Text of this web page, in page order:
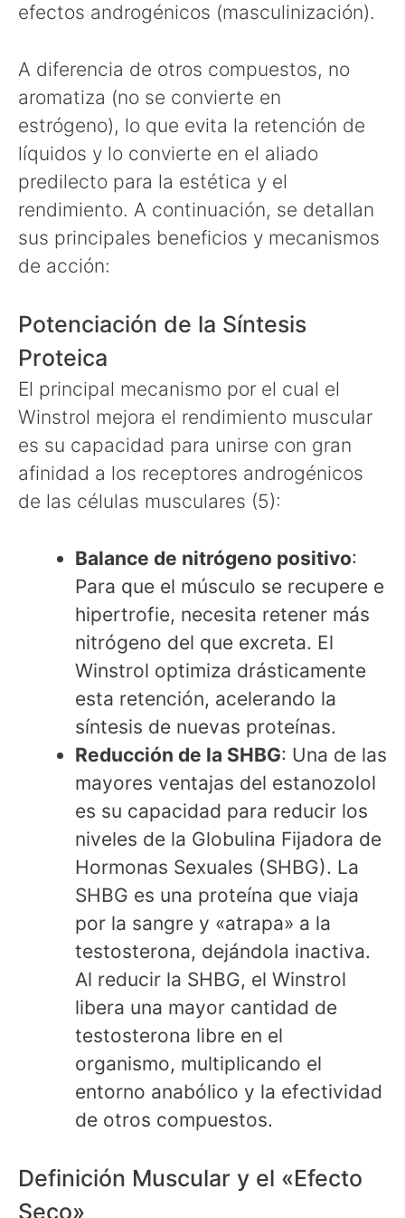
efectos androgénicos (masculinización).
A diferencia de otros compuestos, no
aromatiza (no se convierte en
estrógeno), lo que evita la retención de
líquidos y lo convierte en el aliado
predilecto para la estética y el
rendimiento. A continuación, se detallan
sus principales beneficios y mecanismos
de acción:
Potenciación de la Síntesis
Proteica
El principal mecanismo por el cual el
Winstrol mejora el rendimiento muscular
es su capacidad para unirse con gran
afinidad a los receptores androgénicos
de las células musculares (5):
Balance de nitrógeno positivo:
Para que el músculo se recupere e
hipertrofie, necesita retener más
nitrógeno del que excreta. El
Winstrol optimiza drásticamente
esta retención, acelerando la
síntesis de nuevas proteínas.
Reducción de la SHBG: Una de las
mayores ventajas del estanozolol
es su capacidad para reducir los
niveles de la Globulina Fijadora de
Hormonas Sexuales (SHBG). La
SHBG es una proteína que viaja
por la sangre y «atrapa» a la
testosterona, dejándola inactiva.
Al reducir la SHBG, el Winstrol
libera una mayor cantidad de
testosterona libre en el
organismo, multiplicando el
entorno anabólico y la efectividad
de otros compuestos.
Definición Muscular y el «Efecto
Seco»